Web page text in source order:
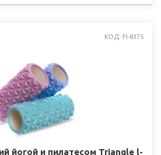
КОД: FI-8375
йогой и пилатесом Triangle l-